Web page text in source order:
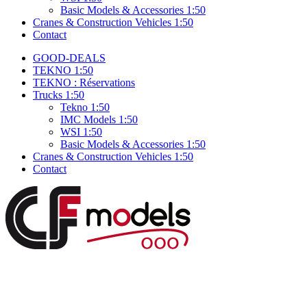
Basic Models & Accessories 1:50
Cranes & Construction Vehicles 1:50
Contact
GOOD-DEALS
TEKNO 1:50
TEKNO : Réservations
Trucks 1:50
Tekno 1:50
IMC Models 1:50
WSI 1:50
Basic Models & Accessories 1:50
Cranes & Construction Vehicles 1:50
Contact